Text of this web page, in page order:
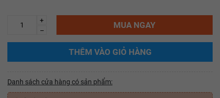
+
–
MUA NGAY
THÊM VÀO GIỎ HÀNG
Danh sách cửa hàng có sản phẩm: